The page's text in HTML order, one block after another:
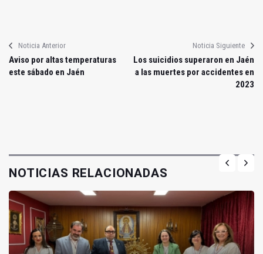
Noticia Anterior
Aviso por altas temperaturas
este sábado en Jaén
Noticia Siguiente
Los suicidios superaron en Jaén
a las muertes por accidentes en
2023
NOTICIAS RELACIONADAS